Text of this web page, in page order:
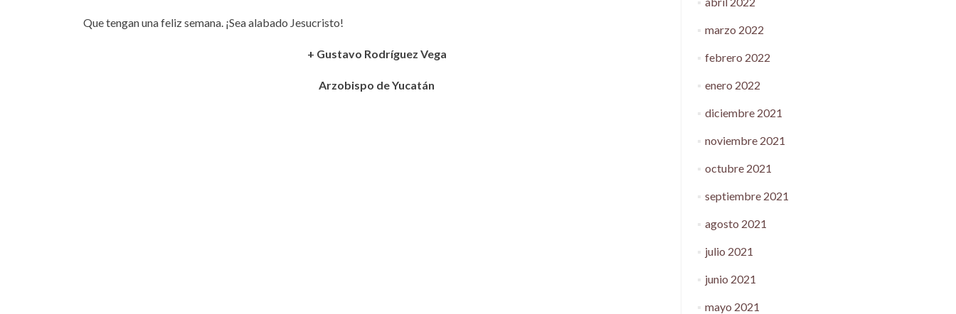
Que tengan una feliz semana. ¡Sea alabado Jesucristo!
+ Gustavo Rodríguez Vega
Arzobispo de Yucatán
marzo 2022
febrero 2022
enero 2022
diciembre 2021
noviembre 2021
octubre 2021
septiembre 2021
agosto 2021
julio 2021
junio 2021
mayo 2021